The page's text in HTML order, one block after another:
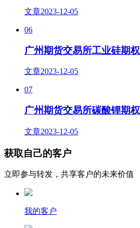
文章2023-12-05
06
广州期货交易所工业硅期权
文章2023-12-05
07
广州期货交易所碳酸锂期权
文章2023-12-05
获取自己的客户
立即参与转发，共享客户的未来价值
我的客户